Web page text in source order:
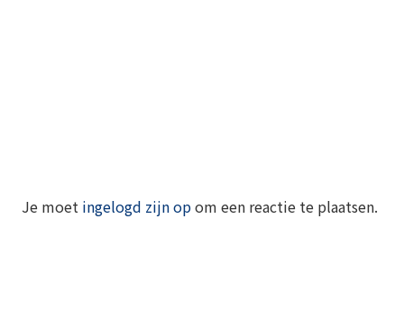
Je moet ingelogd zijn opom een reactie te plaatsen.